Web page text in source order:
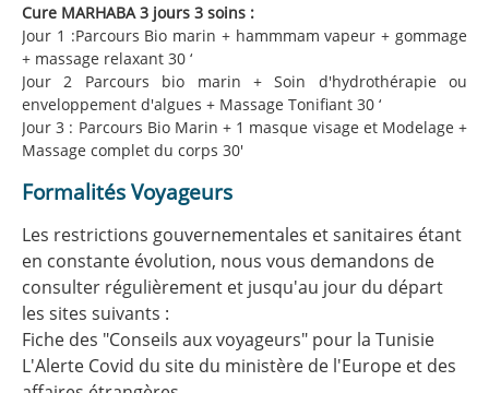
Cure MARHABA 3 jours 3 soins :
Jour 1 :Parcours Bio marin + hammmam vapeur + gommage
+ massage relaxant 30 ‘
Jour 2 Parcours bio marin + Soin d'hydrothérapie ou
enveloppement d'algues + Massage Tonifiant 30 ‘
Jour 3 : Parcours Bio Marin + 1 masque visage et Modelage +
Massage complet du corps 30'
Formalités Voyageurs
Les restrictions gouvernementales et sanitaires étant
en constante évolution, nous vous demandons de
consulter régulièrement et jusqu'au jour du départ
les sites suivants :
Fiche des "Conseils aux voyageurs" pour la Tunisie
L'Alerte Covid du site du ministère de l'Europe et des